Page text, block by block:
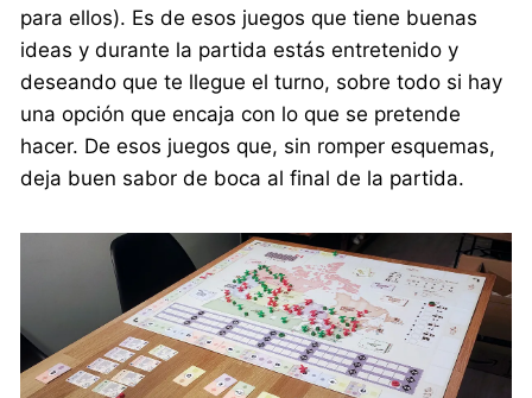
para ellos). Es de esos juegos que tiene buenas
ideas y durante la partida estás entretenido y
deseando que te llegue el turno, sobre todo si hay
una opción que encaja con lo que se pretende
hacer. De esos juegos que, sin romper esquemas,
deja buen sabor de boca al final de la partida.